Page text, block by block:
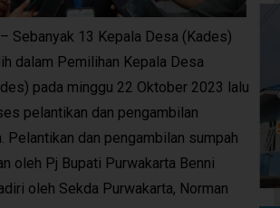
– Sebanyak 13 Kepala Desa (Kades)
dalam Pemilihan Kepala Desa
pada minggu 22 Oktober 2023 lalu
pelantikan dan pengambilan
Pelantikan dan pengambilan sumpah
oleh Pj Bupati Purwakarta Benni
oleh Sekda Purwakarta, Norman